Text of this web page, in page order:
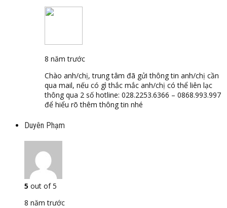
8 năm trước
Chào anh/chị, trung tâm đã gửi thông tin anh/chị cần
qua mail, nếu có gì thắc mắc anh/chị có thể liên lạc
thông qua 2 số hotline: 028.2253.6366 – 0868.993.997
để hiểu rõ thêm thông tin nhé
Duyên Phạm
5 out of 5
8 năm trước